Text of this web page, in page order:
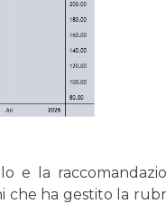
e la
che ha gestito la